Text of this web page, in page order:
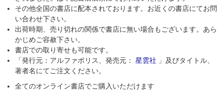
その他全国の書店に配本されております。お近くの書店にてお問
い合わせ下さい。
出荷時期、売り切れの関係で書店に無い場合もございます。あら
かじめご容赦下さい。
書店での取り寄せも可能です。
「発行元：アルファポリス、発売元： 星雲社 」及びタイトル、
著者名にてご注文ください。
全てのオンライン書店でご購入いただけます